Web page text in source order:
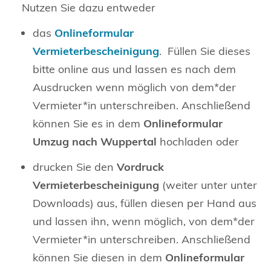
Nutzen Sie dazu entweder
das Onlineformular
Vermieterbescheinigung. Füllen Sie dieses
bitte online aus und lassen es nach dem
Ausdrucken wenn möglich von dem*der
Vermieter*in unterschreiben. Anschließend
können Sie es in dem Onlineformular
Umzug nach Wuppertal hochladen oder
drucken Sie den Vordruck
Vermieterbescheinigung (weiter unter unter
Downloads) aus, füllen diesen per Hand aus
und lassen ihn, wenn möglich, von dem*der
Vermieter*in unterschreiben. Anschließend
können Sie diesen in dem Onlineformular